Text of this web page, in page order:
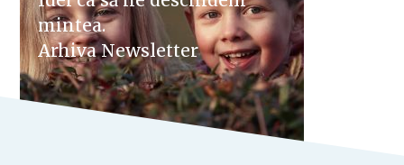
mintea.
Arhiva Newsletter